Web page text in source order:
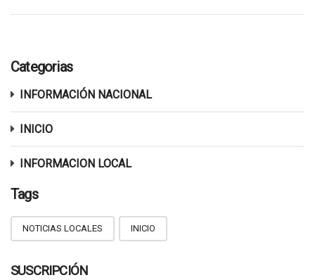
Categorias
INFORMACIÓN NACIONAL
INICIO
INFORMACION LOCAL
Tags
NOTICIAS LOCALES INICIO
SUSCRIPCIÓN